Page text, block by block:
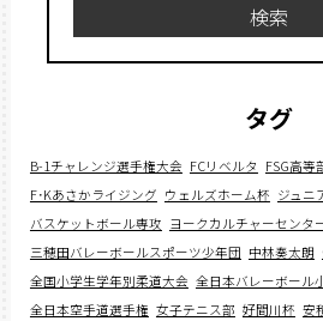
検索
タグ
B-1チャレンジ選手権大会 FCリベルタ FSG高等
F･Kあさかライジング ウェルズホーム杯 ジュニ
バスケットボール専攻 ヨークカルチャーセンタ
三穂田バレーボールスポーツ少年団 中林奏太朗
全国小学生学年別柔道大会 全日本バレーボール
全日本空手道選手権 女子テニス部 好間川杯 安